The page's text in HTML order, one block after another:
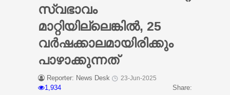
സ്വഭാവം
മാറ്റിയില്ലെങ്കില്‍, 25
വര്‍ഷക്കാലമായിരിക്കും
പാഴാക്കുന്നത്
Reporter: News Desk 23-Jun-2025
1,934 Share: